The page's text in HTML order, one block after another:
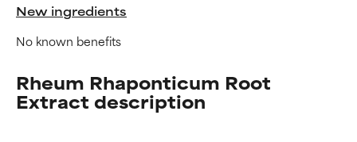
New ingredients
No known benefits
Rheum Rhaponticum Root
Extract description